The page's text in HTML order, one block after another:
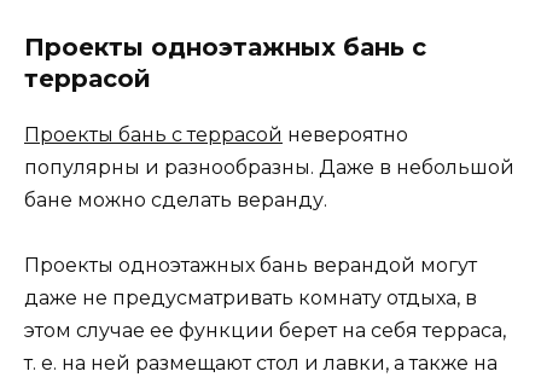
Проекты одноэтажных бань с
террасой
Проекты бань с террасой невероятно
популярны и разнообразны. Даже в небольшой
бане можно сделать веранду.
Проекты одноэтажных бань верандой могут
даже не предусматривать комнату отдыха, в
этом случае ее функции берет на себя терраса,
т. е. на ней размещают стол и лавки, а также на